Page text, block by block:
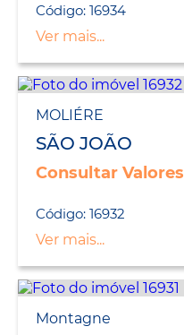
Código: 16934
Ver mais...
MOLIÉRE
SÃO JOÃO
Consultar Valores
Código: 16932
Ver mais...
Montagne